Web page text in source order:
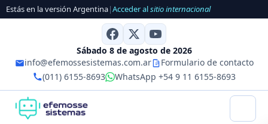
Estás en la versión Argentina|Acceder alsitio internacional
Sábado 8 de agosto de 2026
info@efemossesistemas.com.ar
Formulario de contacto
(011) 6155-8693
WhatsApp +54 9 11 6155-8693